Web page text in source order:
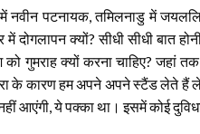
नवीन पटनायक, तमिलनाडु में
में दोगलापन क्यों? सीधी सीधी बात
गुमराह क्यों करना चाहिए? जहां
के कारण हम अपने अपने स्टैंड लेते हैं
आएंगी, ये पक्का था। इसमें कोई